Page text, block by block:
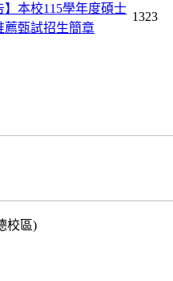
】本校115學年度碩士
薦甄試招生簡章
1323
校區)